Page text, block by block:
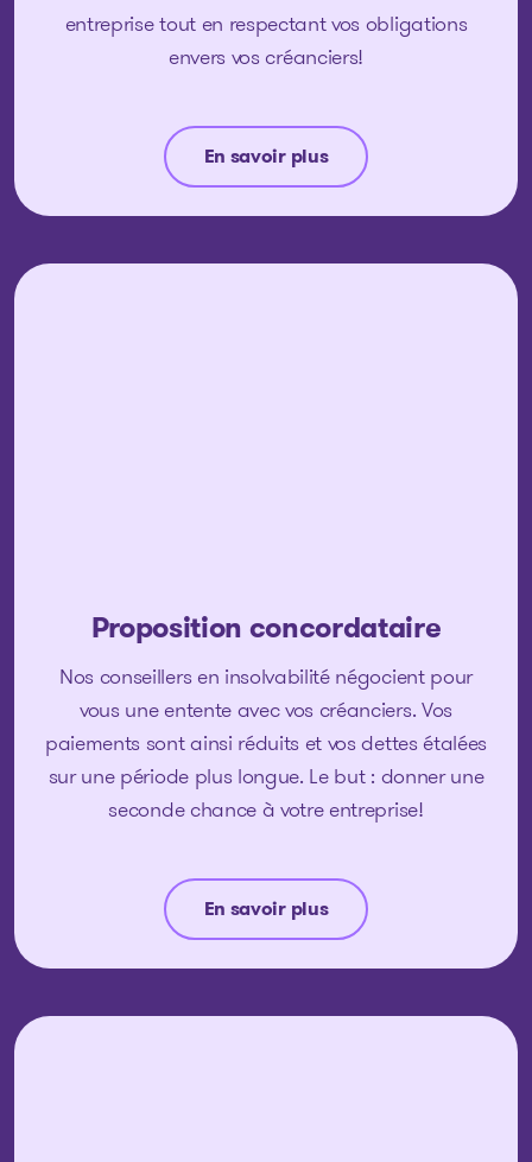
entreprise tout en respectant vos obligations
envers vos créanciers!
En savoir plus
Proposition concordataire
Nos conseillers en insolvabilité négocient pour
vous une entente avec vos créanciers. Vos
paiements sont ainsi réduits et vos dettes étalées
sur une période plus longue. Le but : donner une
seconde chance à votre entreprise!
En savoir plus